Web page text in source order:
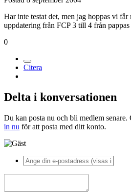
Har inte testat det, men jag hoppas vi får
uppdatering från FCP 3 till 4 från
0
Citera
Delta i konversationen
Du kan posta nu och bli medlem senare.
in nu för att posta med ditt konto.